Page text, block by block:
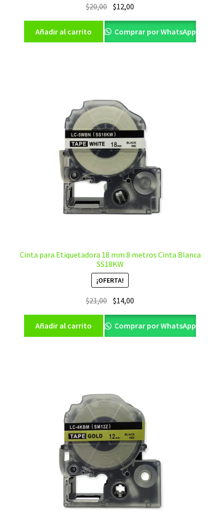
$20,00 El
original
era:
$12,00
actual
es:
Añadir al carrito Comprar por WhatsApp
Cinta para Etiquetadora 18 mm 8 metros Cinta Blanca
SS18KW
¡OFERTA!
$21,00 El
precio
original
era:
$14,00
precio
actual
es:
Añadir al carrito Comprar por WhatsApp